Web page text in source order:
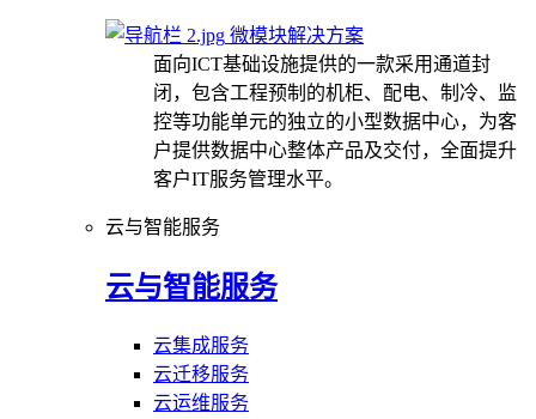
微模块解决方案
面向ICT基础设施提供的一款采用通道封
闭，包含工程预制的机柜、配电、制冷、监
控等功能单元的独立的小型数据中心，为客
户提供数据中心整体产品及交付，全面提升
客户IT服务管理水平。
云与智能服务
云与智能服务
云集成服务
云迁移服务
云运维服务